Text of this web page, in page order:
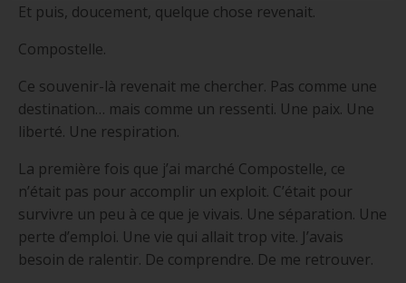
Et puis, doucement, quelque chose revenait.
Compostelle.
Ce souvenir-là revenait me chercher. Pas comme une
destination… mais comme un ressenti. Une paix. Une
liberté. Une respiration.
La première fois que j’ai marché Compostelle, ce
n’était pas pour accomplir un exploit. C’était pour
survivre un peu à ce que je vivais. Une séparation. Une
perte d’emploi. Une vie qui allait trop vite. J’avais
besoin de ralentir. De comprendre. De me retrouver.